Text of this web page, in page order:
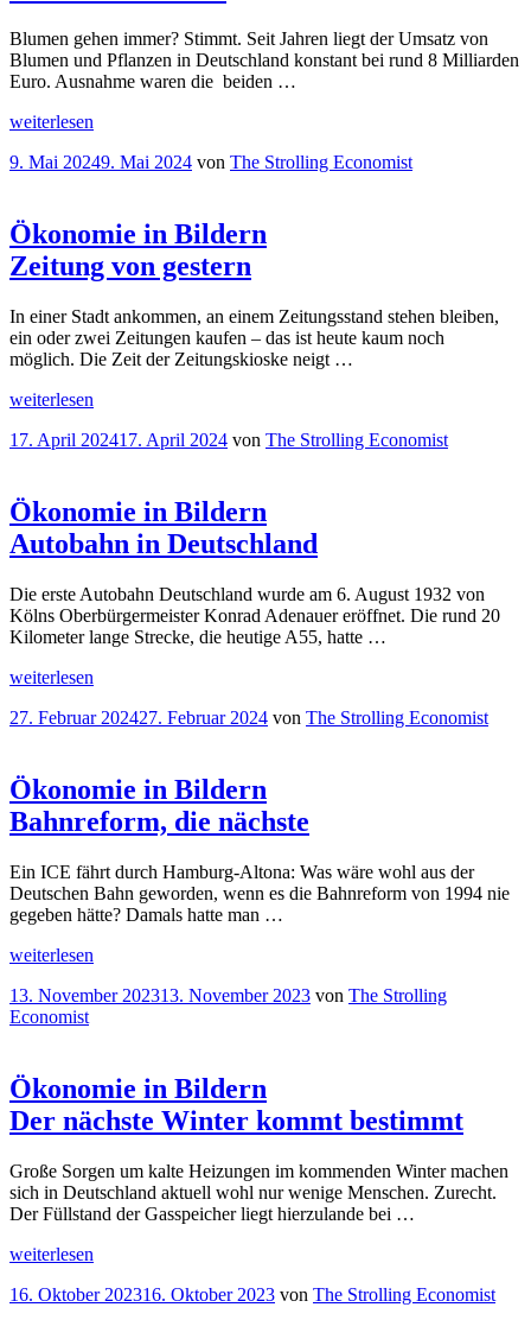
Blumen gehen immer? Stimmt. Seit Jahren liegt der Umsatz von
Blumen und Pflanzen in Deutschland konstant bei rund 8 Milliarden
Euro. Ausnahme waren die beiden …
„Ökonomie
Bildern
Blumen“
weiterlesen
Veröffentlicht
9. Mai 20249. Mai 2024 von The Strolling Economist
Ökonomie in Bildern
Zeitung von gestern
In einer Stadt ankommen, an einem Zeitungsstand stehen bleiben,
ein oder zwei Zeitungen kaufen – das ist heute kaum noch
möglich. Die Zeit der Zeitungskioske neigt …
„Ökonomie
Bildern
gestern“
weiterlesen
Veröffentlicht
17. April 202417. April 2024 von The Strolling Economist
Ökonomie in Bildern
Autobahn in Deutschland
Die erste Autobahn Deutschland wurde am 6. August 1932 von
Kölns Oberbürgermeister Konrad Adenauer eröffnet. Die rund 20
Kilometer lange Strecke, die heutige A55, hatte …
„Ökonomie
Bildern
Deutschland“
weiterlesen
Veröffentlicht
27. Februar 202427. Februar 2024 von The Strolling Economist
Ökonomie in Bildern
Bahnreform, die nächste
Ein ICE fährt durch Hamburg-Altona: Was wäre wohl aus der
Deutschen Bahn geworden, wenn es die Bahnreform von 1994 nie
gegeben hätte? Damals hatte man …
„Ökonomie
Bildern
Bahnreform,
weiterlesen
Veröffentlicht
am
13. November 202313. November 2023 von The Strolling
Economist
Ökonomie in Bildern
Der nächste Winter kommt bestimmt
Große Sorgen um kalte Heizungen im kommenden Winter machen
sich in Deutschland aktuell wohl nur wenige Menschen. Zurecht.
Der Füllstand der Gasspeicher liegt hierzulande bei …
„Ökonomie
Bildern
weiterlesen
Veröffentlicht
16. Oktober 202316. Oktober 2023 von The Strolling Economist